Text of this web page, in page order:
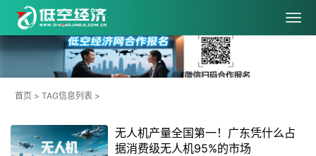
首页 > TAG信息列表 >
无人机产量全国第一！广东凭什么占
据消费级无人机95%的市场